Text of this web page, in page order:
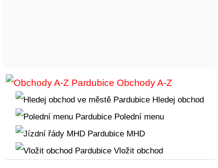
Obchody A-Z
Hledej obchod
Polední menu
MHD
Vložit obchod